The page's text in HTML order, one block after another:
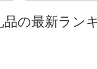
の最新ラン